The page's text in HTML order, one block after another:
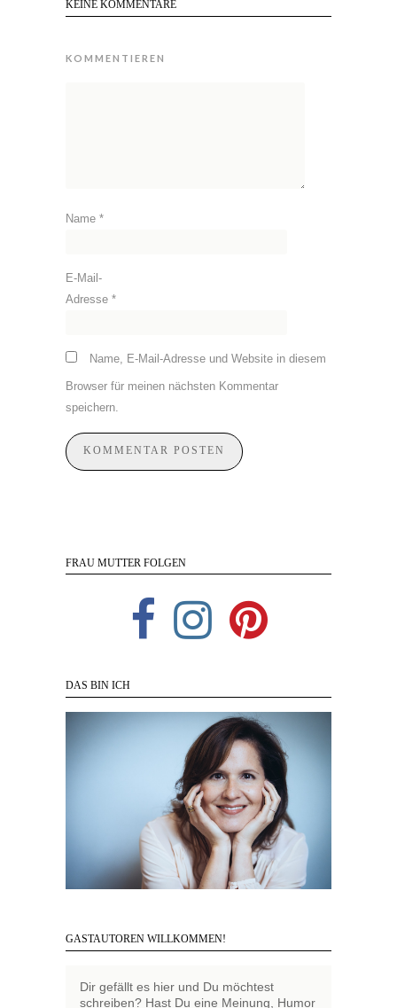
KEINE KOMMENTARE
KOMMENTIEREN
Name *
E-Mail-
Adresse *
Name, E-Mail-Adresse und Website in diesem
Browser für meinen nächsten Kommentar
speichern.
FRAU MUTTER FOLGEN
DAS BIN ICH
GASTAUTOREN WILLKOMMEN!
Dir gefällt es hier und Du möchtest
schreiben? Hast Du eine Meinung, Humor